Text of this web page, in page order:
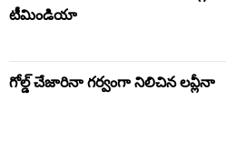
టీమిండియా
గోల్డ్ చేజారినా గర్వంగా నిలిచిన లవ్లీనా